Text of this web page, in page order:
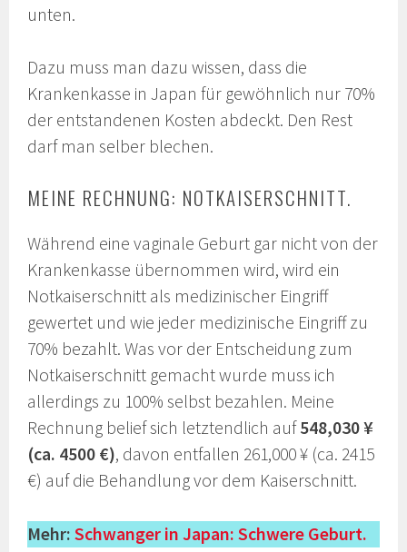
unten.
Dazu muss man dazu wissen, dass die
Krankenkasse in Japan für gewöhnlich nur 70%
der entstandenen Kosten abdeckt. Den Rest
darf man selber blechen.
MEINE RECHNUNG: NOTKAISERSCHNITT.
Während eine vaginale Geburt gar nicht von der
Krankenkasse übernommen wird, wird ein
Notkaiserschnitt als medizinischer Eingriff
gewertet und wie jeder medizinische Eingriff zu
70% bezahlt. Was vor der Entscheidung zum
Notkaiserschnitt gemacht wurde muss ich
allerdings zu 100% selbst bezahlen. Meine
Rechnung belief sich letztendlich auf548,030 ¥
(ca. 4500 €), davon entfallen 261,000 ¥ (ca. 2415
€) auf die Behandlung vor dem Kaiserschnitt.
Mehr:Schwanger in Japan: Schwere Geburt.